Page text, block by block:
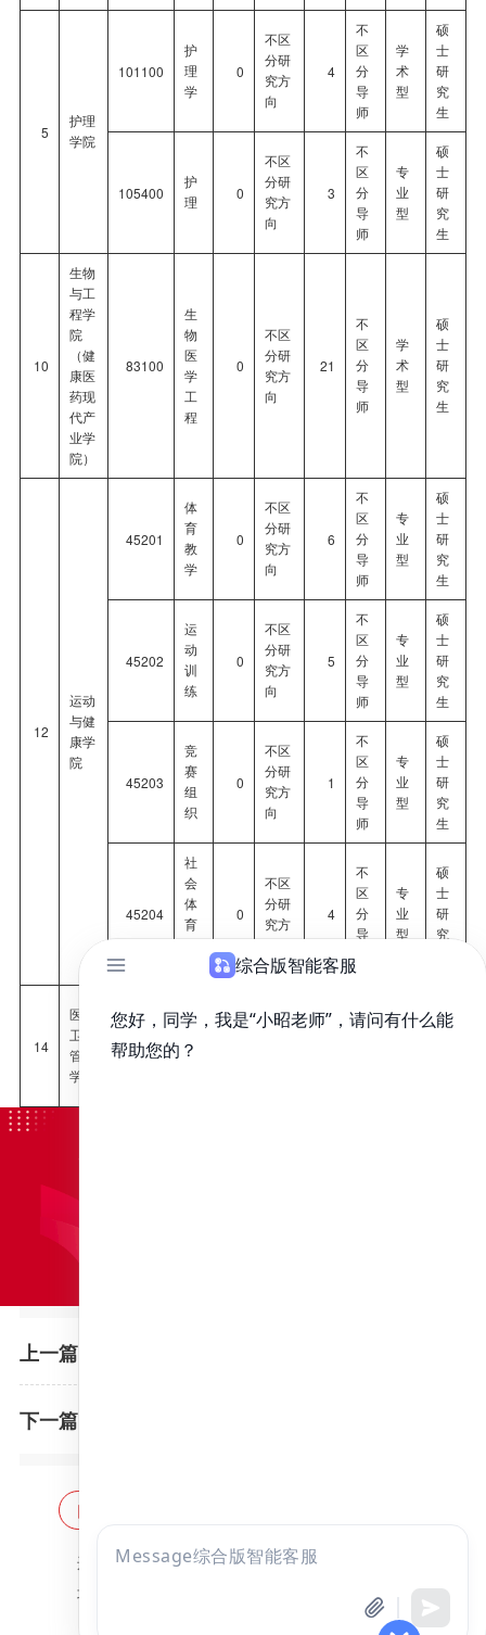
5
护理
学院
101100
护
理
学
0
不区
分研
究方
向
4
不
区
分
导
师
学
术
型
硕
士
研
究
生
105400
护
理
0
不区
分研
究方
向
3
不
区
分
导
师
专
业
型
硕
士
研
究
生
10
生物
与工
程学
院
（健
康医
药现
代产
业学
院）
83100
生
物
医
学
工
程
0
不区
分研
究方
向
21
不
区
分
导
师
学
术
型
硕
士
研
究
生
12
运动
与健
康学
院
45201
体
育
教
学
0
不区
分研
究方
向
6
不
区
分
导
师
专
业
型
硕
士
研
究
生
45202
运
动
训
练
0
不区
分研
究方
向
5
不
区
分
导
师
专
业
型
硕
士
研
究
生
45203
竞
赛
组
织
0
不区
分研
究方
向
1
不
区
分
导
师
专
业
型
硕
士
研
究
生
45204
社
会
体
育
指
0
不区
分研
究方
向
4
不
区
分
导
专
业
型
硕
士
研
究
14
医药
卫生
管理
学院
120400
公
共
管
不区
分研
区
学
士
上一篇：
下一篇：
网站首页
违法和不良信息举报邮箱：zzjy-fw@yikao88.com
北京市西城区宣武门东河沿街69号正弘大厦208室
北京昭天下教育科技有限公司 版权所有
点击
全部考试 免费试听